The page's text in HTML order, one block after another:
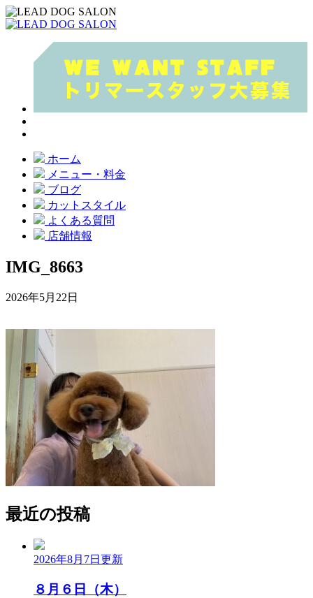
ホーム
メニュー・料金
ブログ
カットスタイル
よくある質問
店舗情報
IMG_8663
2026年5月22日
最近の投稿
2026年8月7日 更新
８月６日（木）